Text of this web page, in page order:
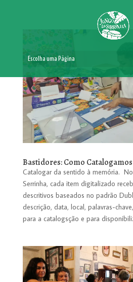
Escolha uma Página
Bastidores: Como
Catalogar da sentido à memória.
Serrinha, cada item digitalizado
descritivos baseados no padrão
descrição, data, local, palavras-
para a catalogsção e para